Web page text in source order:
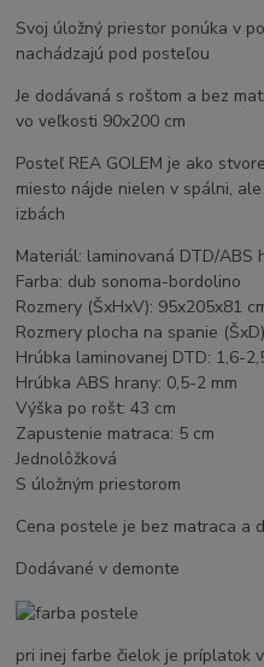
Svoj úložný priestor ponúka v
nachádzajú pod posteľou
Je dodávaná s roštom a bez
vo veľkosti 90x200 cm
Posteľ REA GOLEM je ako
miesto nájde nielen v spálni,
izbách
Materiál: laminovaná DTD/ABS
Farba: dub sonoma-bordolino
Rozmery (ŠxHxV): 95x205x81
Rozmery plocha na spanie
Hrúbka laminovanej DTD: 1,6-
Hrúbka ABS hrany: 0,5-2 mm
Výška po rošt: 43 cm
Zapustenie matraca: 5 cm
Jednolôžková
S úložným priestorom
Cena postele je bez matraca a
Dodávané v demonte
pri inej farbe čielok je príplatok